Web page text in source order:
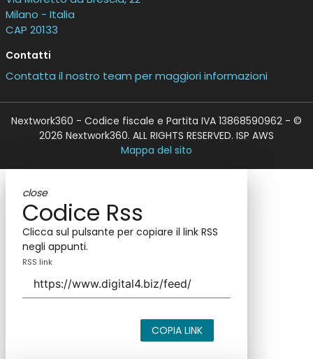
Milano - Italia
CAP 20133
Contatti
Contatta il nostro team per maggiori informazioni
Nextwork360 - Codice fiscale e Partita IVA 13868590962 - ©
2026 Nextwork360. ALL RIGHTS RESERVED. ISP AWS
Mappa del sito
close
Codice Rss
Clicca sul pulsante per copiare il link RSS
negli appunti.
RSS link
COPIA LINK